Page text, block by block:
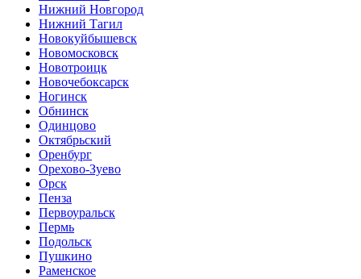
Нижний Новгород
Нижний Тагил
Новокуйбышевск
Новомосковск
Новотроицк
Новочебоксарск
Ногинск
Обнинск
Одинцово
Октябрьский
Оренбург
Орехово-Зуево
Орск
Пенза
Первоуральск
Пермь
Подольск
Пушкино
Раменское